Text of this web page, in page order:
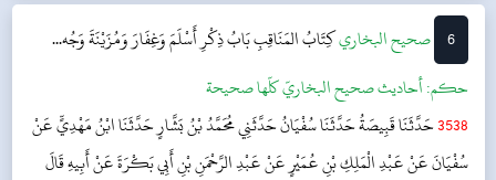
6 ‌‌صحيح البخاريكِتَابُ المَنَاقِبِبَابُ ذِكْرِ أَسْلَمَ وَغِفَارَ وَمُزَيْنَةَ وَجُه...
حکم:أحاديث صحيح البخاريّ كلّها صحيحة
3538حَدَّثَنَا قَبِيصَةُ حَدَّثَنَا سُفْيَانُ حَدَّثَنِي مُحَمَّدُ بْنُ بَشَّارٍ حَدَّثَنَا ابْنُ مَهْدِيٍّ عَنْ
سُفْيَانَ عَنْ عَبْدِ الْمَلِكِ بْنِ عُمَيْرٍ عَنْ عَبْدِ الرَّحْمَنِ بْنِ أَبِي بَكْرَةَ عَنْ أَبِيهِ قَالَ